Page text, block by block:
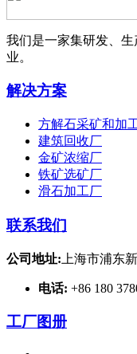
我们是一家集研发、
业。
解决方案
方解石采矿和加
建筑回收厂
金矿浓缩厂
铁矿选矿厂
滑石加工厂
联系我们
公司地址: 上海市浦东
电话: +86 180
工厂图册